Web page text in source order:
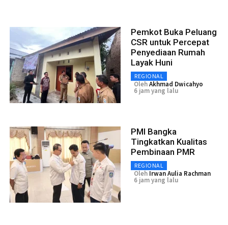
Pemkot Buka Peluang
CSR untuk Percepat
Penyediaan Rumah
Layak Huni
REGIONAL
OlehAkhmad Dwicahyo
6 jam yang lalu
PMI Bangka
Tingkatkan Kualitas
Pembinaan PMR
REGIONAL
Oleh Irwan Aulia Rachman
6 jam yang lalu